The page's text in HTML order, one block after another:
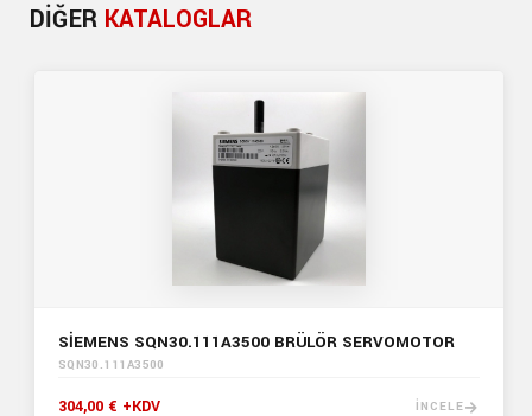
DIĞER KATALOGLAR
SİEMENS SQN30.111A3500 BRÜLÖR SERVOMOTOR
SQN30.111A3500
304,00 € +KDV İNCELE